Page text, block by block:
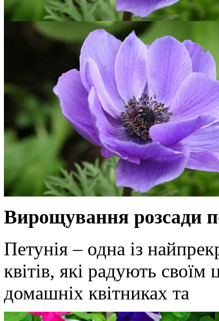
Вирощування розсади
Петунія – одна із
квітів, які радують своїм
домашніх квітниках та